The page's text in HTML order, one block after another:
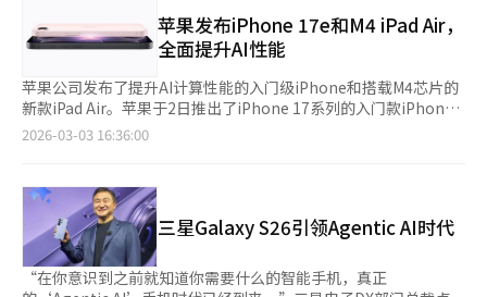
17e”。iPhone 17e搭载了最新的A19芯片，提升了性能，并支持
苹果的AI功能“Apple Intelligence”。不过，相机和设计等部分
规格低于旗舰机型，以降低价格。业内人士认为，苹果通过经济型
果将在今年9月发布下一代旗舰“iPhone 18 Pro”和“iPhone 18
Pro Max”以及折叠机型。尽管三家公司在同一智能手机市场竞
争，但策略各不相同。三星力图在AI智能手机竞争中巩固优势，小
士表示：“现在智能手机竞争的核心是AI体验及其支持的芯片性
能。今年可能会是三星和小米在上半年争夺高端市场，而苹果则在
下半年通过旗舰机型反击。”※ 本报道经人工智能（AI）系统翻译
与编辑。
电池和高质量显示屏。”※ 本报道经人工智能（AI）系统翻译与编
辑。
153GB/s，较前代增加28%。在3D图形、AI视频修复和图像处理
等高负荷任务中表现出色。网页浏览速度较部分搭载英特尔Core
Ultra X7处理器的笔记本快50%。基础存储容量增至512GB，最高
可选4TB。SSD读写速度较前代提升至多2倍。支持Wi-Fi 7和蓝牙
6，电池续航最长18小时。通过两个Thunderbolt 4端口可连接两
个外部显示器。新款MacBook Air将于3月4日开始预订，3月11日
正式发售。13英寸起价179万韩元，15英寸起价209万韩元。※ 本
苹果发布iPhone 17e和M4 iPad Air，
全面提升AI性能
苹果公司发布了提升AI计算性能的入门级iPhone和搭载M4芯片的
新款iPad Air。苹果于2日推出了iPhone 17系列的入门款iPhone
17e。新机型搭载了基于3纳米工艺的最新A19芯片，升级了CPU、
两倍，功耗比iPhone 16 Pro减少约30%。摄像头配备4800万像素
的融合相机，支持2倍光学变焦。6.1英寸显示屏采用了耐刮性能提
升三倍的陶瓷盾2材料。MagSafe重新支持，采用Qi2标准，支持
最高15W无线快充。颜色有白色、黑色和柔粉色三种，存储容量有
256GB和512GB两种，256GB版本定价为99万韩元。同日，苹果
2026-03-03 16:36:00
三星Galaxy S26引领Agentic AI时代
“在你意识到之前就知道你需要什么的智能手机，真正